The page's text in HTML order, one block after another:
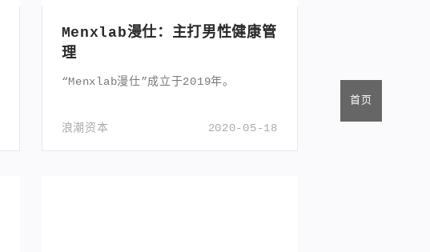
Menxlab漫仕：主打男性健康管
理
“Menxlab漫仕”成立于2019年。
2020-05-18
浪潮资本
首页